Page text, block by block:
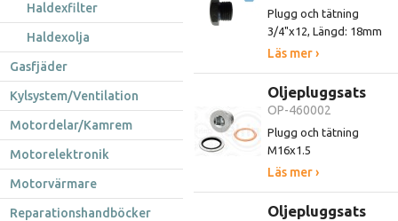
Haldexfilter
Haldexolja
Gasfjäder
Kylsystem/Ventilation
Motordelar/Kamrem
Motorelektronik
Motorvärmare
Reparationshandböcker
Plugg och tätning
3/4"x12, Längd: 18mm
Läs mer ›
Oljepluggsats
OP-460002
Plugg och tätning
M16x1.5
Läs mer ›
Oljepluggsats